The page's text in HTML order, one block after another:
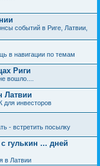
событий в Риге, Латвии,
в навигации по темам
Риги
вошло....
Латвии
для инвесторов
- встретить посылку
гулькин ... дней
в Латвии